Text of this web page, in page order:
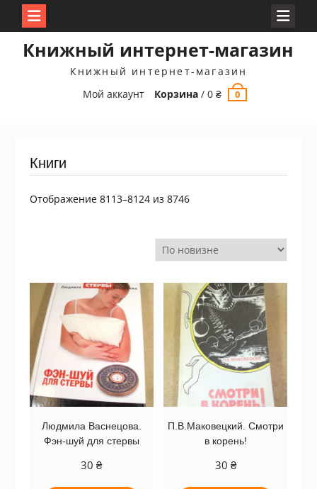
Книжный интернет-магазин
Книжный интернет-магазин
Мой аккаунт
Корзина /0₴ 0
Книги
Отображение 8113–8124 из 8746Сортировка:
Людмила Васнецова.
Фэн-шуй для стервы
30₴
П.В.Маковецкий. Смотри
в корень!
30 ₴